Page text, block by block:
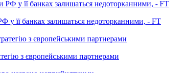
у її банках залишаться недоторканними, - FT
з європейськими партнерами